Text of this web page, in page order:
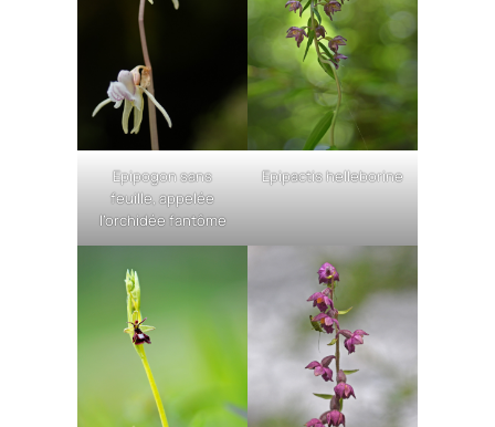
Epipogon sans
feuille, appelée
l’orchidée fantôme
Epipactis helleborine